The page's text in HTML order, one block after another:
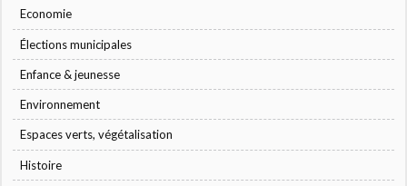
Economie
Élections municipales
Enfance & jeunesse
Environnement
Espaces verts, végétalisation
Histoire